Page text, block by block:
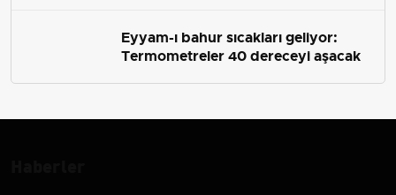
Eyyam-ı bahur sıcakları geliyor:
Termometreler 40 dereceyi aşacak